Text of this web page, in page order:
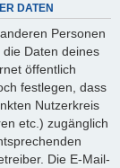
DATEN
Personen
Daten deines
öffentlich
festlegen, dass
Nutzerkreis
etc.) zugänglich
Die E-Mail-